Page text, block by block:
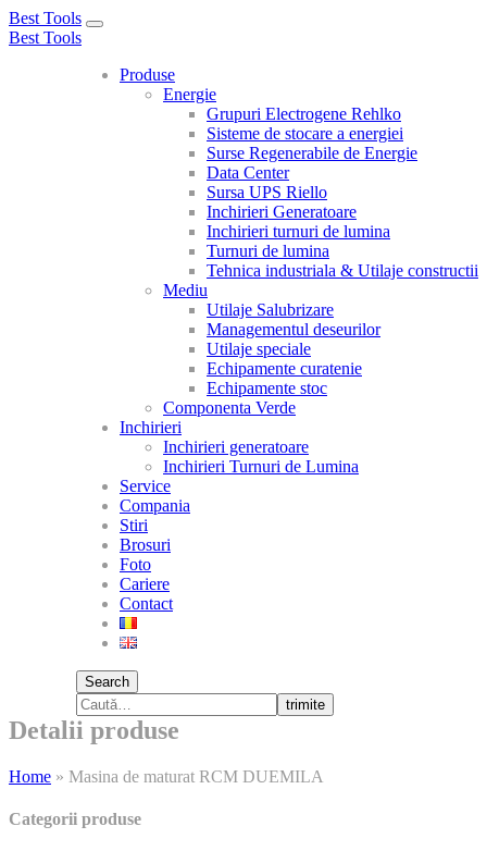
Best Tools
Toggle
Best Tools
Produse
Energie
Grupuri Electrogene Rehlko
Sisteme de stocare a energiei
Surse Regenerabile de Energie
Data Center
Sursa UPS Riello
Inchirieri Generatoare
Inchirieri turnuri de lumina
Turnuri de lumina
Tehnica industriala & Utilaje constructii
Mediu
Utilaje Salubrizare
Managementul deseurilor
Utilaje speciale
Echipamente curatenie
Echipamente stoc
Componenta Verde
Inchirieri
Inchirieri generatoare
Inchirieri Turnuri de Lumina
Service
Compania
Stiri
Brosuri
Foto
Cariere
Contact
Search
trimite
Detalii produse
Home » Masina de maturat RCM DUEMILA
Categorii produse